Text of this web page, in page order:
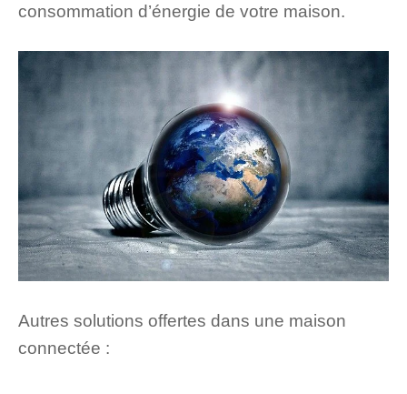
consommation d’énergie de votre maison.
Autres solutions offertes dans une maison
connectée :